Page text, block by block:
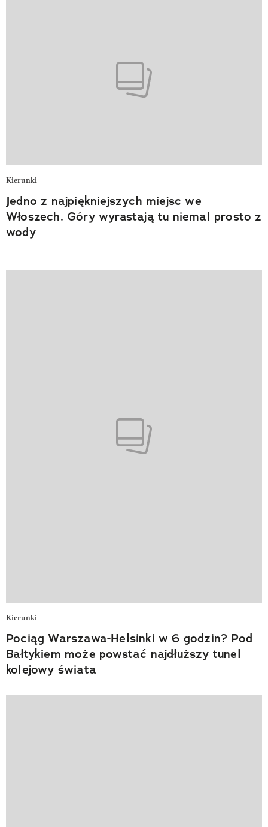
Kierunki
Jedno z najpiękniejszych miejsc we
Włoszech. Góry wyrastają tu niemal prosto z
wody
Kierunki
Pociąg Warszawa-Helsinki w 6 godzin? Pod
Bałtykiem może powstać najdłuższy tunel
kolejowy świata